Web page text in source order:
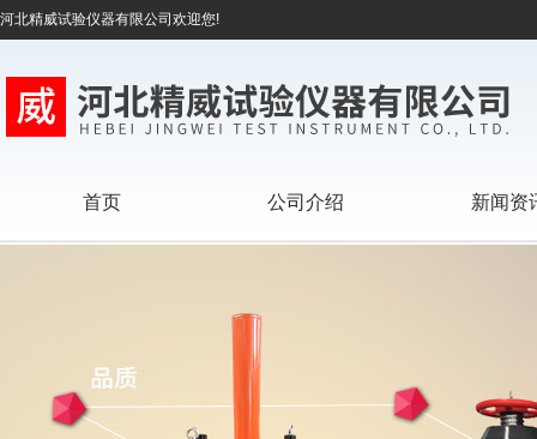
河北精威试验仪器有限公司欢迎您!
首页 公司介绍 新闻资